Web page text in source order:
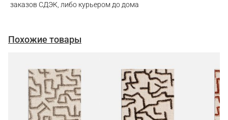
заказов СДЭК, либо курьером до дома
Похожие товары